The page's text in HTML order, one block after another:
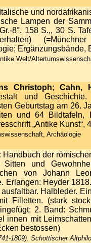
Italische und
Lampen der
8°. 158 S.,, 30 S.
Ergänzungsbände,
Welt/
Christoph; Cahn,
und Geschichte.
Geburtstag am 26.
und 64 Bildtafeln,
„Antike Kunst“,
Archäologie
Handbuch der
und
von Johann
Erlangen: Heyder
Halbleder.
Filletten. (stark
2. Band:
innen mit
bestossen)
1809). Schottischer